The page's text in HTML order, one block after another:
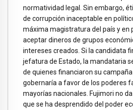
normatividad legal. Sin embargo,
de corrupción inaceptable en
máxima magistratura del país y en
aceptar dineros de grupos
intereses creados. Si la candidata
jefatura de Estado, la mandataria
de quienes financiaron su
gobernaría a favor de los poderes
mayorías nacionales. Fujimori no
que se ha desprendido del poder